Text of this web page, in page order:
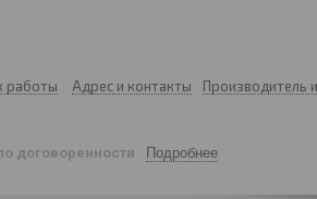
работы Адрес и контакты Производитель
договоренности Подробнее